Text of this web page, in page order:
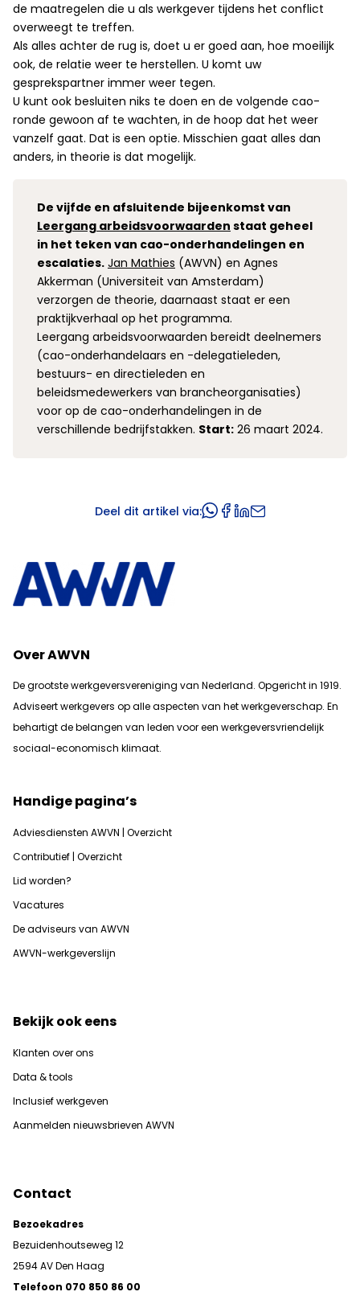
de maatregelen die u als werkgever tijdens het conflict
overweegt te treffen.
Als alles achter de rug is, doet u er goed aan, hoe moeilijk
ook, de relatie weer te herstellen. U komt uw
gesprekspartner immer weer tegen.
U kunt ook besluiten niks te doen en de volgende cao-
ronde gewoon af te wachten, in de hoop dat het weer
vanzelf gaat. Dat is een optie. Misschien gaat alles dan
anders, in theorie is dat mogelijk.
De vijfde en afsluitende bijeenkomst van
Leergang arbeidsvoorwaarden staat geheel
in het teken van cao-onderhandelingen en
escalaties. Jan Mathies (AWVN) en Agnes
Akkerman (Universiteit van Amsterdam)
verzorgen de theorie, daarnaast staat er een
praktijkverhaal op het programma.
Leergang arbeidsvoorwaarden bereidt deelnemers
(cao-onderhandelaars en -delegatieleden,
bestuurs- en directieleden en
beleidsmedewerkers van brancheorganisaties)
voor op de cao-onderhandelingen in de
verschillende bedrijfstakken. Start: 26 maart 2024.
Deel dit artikel via:
Over AWVN
De grootste werkgeversvereniging van Nederland. Opgericht in 1919.
Adviseert werkgevers op alle aspecten van het werkgeverschap. En
behartigt de belangen van leden voor een werkgeversvriendelijk
sociaal-economisch klimaat.
Handige pagina’s
Adviesdiensten AWVN | Overzicht
Contributief | Overzicht
Lid worden?
Vacatures
De adviseurs van AWVN
AWVN-werkgeverslijn
Bekijk ook eens
Klanten over ons
Data & tools
Inclusief werkgeven
Aanmelden nieuwsbrieven AWVN
Contact
Bezoekadres
Bezuidenhoutseweg 12
2594 AV Den Haag
Telefoon 070 850 86 00